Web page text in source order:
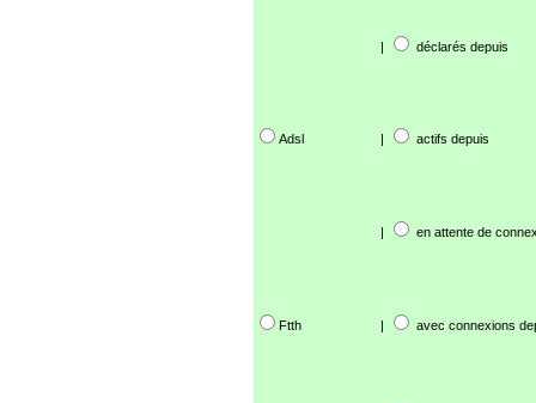
| déclarés depuis
Adsl | actifs depuis
| en attente de
Ftth | avec connexions